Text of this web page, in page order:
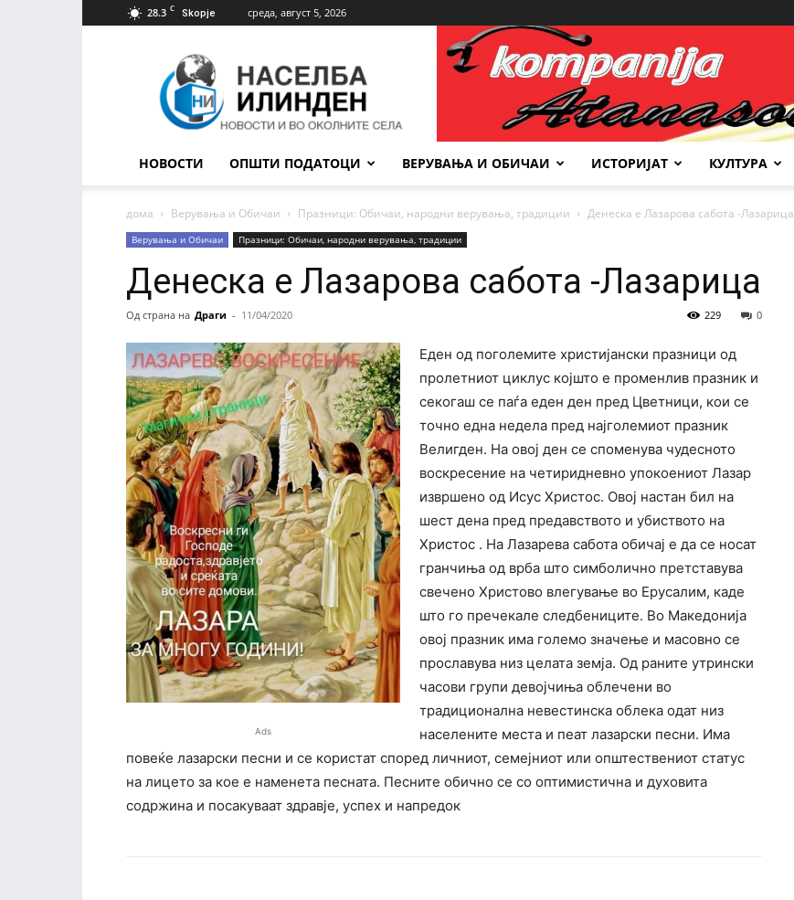
28.3 C Skopje среда, август 5, 2026
Илинден
НОВОСТИ ОПШТИ ПОДАТОЦИ ВЕРУВАЊА И ОБИЧАИ ИСТОРИЈАТ КУЛТУРА
дома Верувања и Обичаи Празници: Обичаи, народни верувања, традиции Денеска е Лазарова сабота -Лазарицa
Верувања и Обичаи Празници: Обичаи, народни верувања, традиции
Денеска е Лазарова сабота -Лазарицa
Од страна на Драги - 11/04/2020 0
229
Ads
Еден од поголемите христијански празници од
пролетниот циклус којшто е променлив празник и
секогаш се паѓа еден ден пред Цветници, кои се
точно една недела пред најголемиот празник
Велигден. На овој ден се споменува чудесното
воскресение на четиридневно упокоениот Лазар
извршено од Исус Христос. Овој настан бил на
шест дена пред предавството и убиството на
Христос . На Лазарева сабота обичај е да се носат
гранчиња од врба што симболично претставува
свечено Христово влегување во Ерусалим, каде
што го пречекале следбениците. Во Македонија
овој празник има големо значење и масовно се
прославува низ целата земја. Од раните утрински
часови групи девојчиња облечени во
традиционална невестинска облека одат низ
населените места и пеат лазарски песни. Има
повеќе лазарски песни и се користат според личниот, семејниот или општествениот статус
на лицето за кое е наменета песната. Песните обично се со оптимистична и духовита
содржина и посакуваат здравје, успех и напредок